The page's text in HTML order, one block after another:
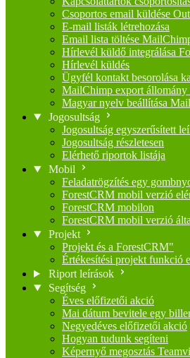
Csoportos email küldése
E-mail listák létrehozása
Email lista töltése
Hírlevél küldő integrálása
Hírlevél küldés
Ügyfél kontakt besorolása
MailChimp export állomány
Magyar nyelv beállítása
Jogosultság
Jogosultság egyszerűsített
Jogosultság részletesen
Elérhető riportok listája
Mobil
Feladatrögzítés egy
ForestCRM mobil verzió
ForestCRM mobilon
ForestCRM mobil verzió
Projekt
Projekt és a ForestCRM"
Értékesítési projekt funkció
Riport leírások
Segítség
Éves előfizetői akció
Mai dátum bevitele egy
Negyedéves előfizetői akció
Hogyan tudunk segíteni
Képernyő megosztás